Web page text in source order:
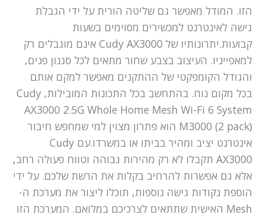
הזו. המודל מאפשר גם שליטה הורית על ידי הגבלת
גישה לאינטרנט למכשירים מסוימים בשעות
קבועות.יתרונותיו של Cudy AX3000 אינם מוגבלים רק
למאפייניו. העיצוב בצבע שחור מתאים לכל סגנון פנים,
והגודל הקומפקטי של ההתקנים מאפשר למקם אותם
בכל מקום נוח. בהתחשב בכל התכונות המובילות, Cudy
AX3000 2.5G Whole Home Mesh Wi-Fi 6 System
M3000 (2 pack) הוא פתרון מצוין למי שמחפש חיבור
אינטרנט יציב ומהיר בביתו או במשרדו.עם Cudy
AX3000 תקבלו לא רק מהירות גבוהה וטווח פעולה רחב,
אלא גם אפשרות להרחיב בקלות את הרשת שלכם. על ידי
הוספת נקודות גישה נוספות, תוכלו ליצור את מערכת ה-
Mesh האישית שתתאים לצרכיכם במלואם. המערכת הזו